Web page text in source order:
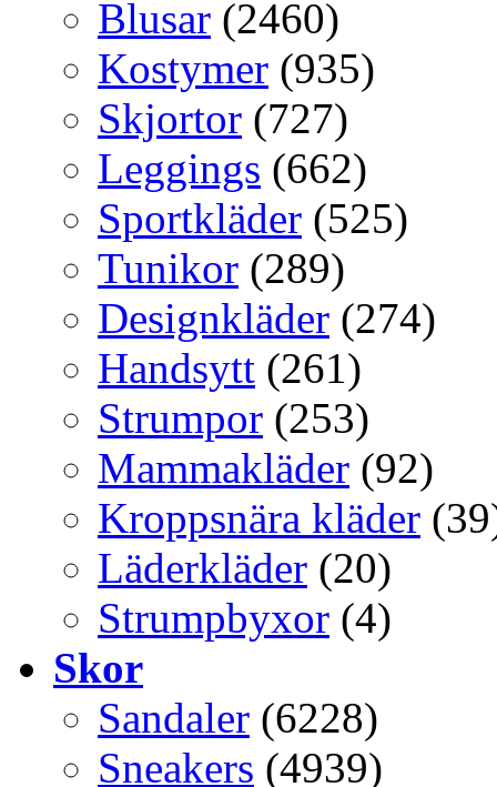
Blusar (2460)
Kostymer (935)
Skjortor (727)
Leggings (662)
Sportkläder (525)
Tunikor (289)
Designkläder (274)
Handsytt (261)
Strumpor (253)
Mammakläder (92)
Kroppsnära kläder
Läderkläder (20)
Strumpbyxor (4)
Skor
Sandaler (6228)
Sneakers (4939)